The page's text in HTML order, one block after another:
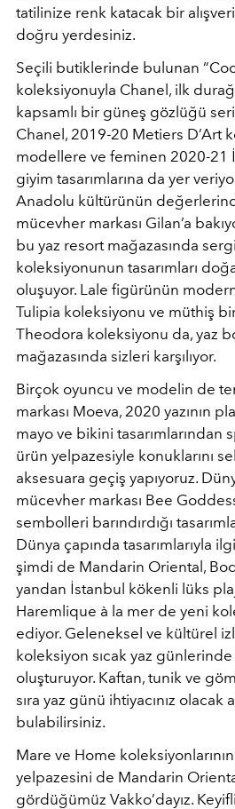
tatilinize renk katacak bir
doğru yerdesiniz.
Seçili butiklerinde bulunan
koleksiyonuyla Chanel, ilk
kapsamlı bir güneş gözlüğü
Chanel, 2019-20 Metiers D’Art
modellere ve feminen 2020-21
giyim tasarımlarına da yer
Anadolu kültürünün
mücevher markası Gilan’a
bu yaz resort mağazasında
koleksiyonunun tasarımları
oluşuyor. Lale figürünün
Tulipia koleksiyonu ve müthiş
Theodora koleksiyonu da, yaz
mağazasında sizleri karşılıyor.
Birçok oyuncu ve modelin de
markası Moeva, 2020 yazının
mayo ve bikini tasarımlarından
ürün yelpazesiyle konuklarını
aksesuara geçiş yapıyoruz.
mücevher markası Bee
sembolleri barındırdığı
Dünya çapında tasarımlarıyla
şimdi de Mandarin Oriental,
yandan İstanbul kökenli lüks
Haremlique à la mer de yeni
ediyor. Geleneksel ve kültürel
koleksiyon sıcak yaz
oluşturuyor. Kaftan, tunik ve
sıra yaz günü ihtiyacınız olacak
bulabilirsiniz.
Mare ve Home
yelpazesini de Mandarin
gördüğümüz Vakko’dayız.